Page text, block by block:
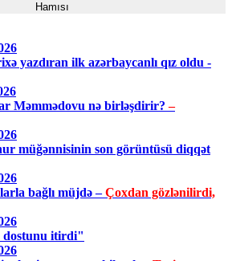
Hamısı
yazdıran ilk azərbaycanlı qız oldu -
Məmmədovu nə birləşdirir?–
müğənnisinin son görüntüsü diqqət
bağlı müjdə –Çoxdan gözlənilirdi,
dostunu itirdi"